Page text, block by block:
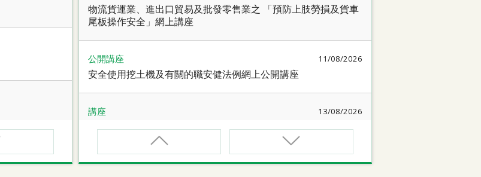
物流貨運業、進出口貿易及批發零售業之 「預防上肢勞損及貨車
尾板操作安全」網上講座
公開講座 11/08/2026
安全使用挖土機及有關的職安健法例網上公開講座
講座 13/08/2026
職業健康大奬2026-27網上簡介會暨講座
講座 17/08/2026